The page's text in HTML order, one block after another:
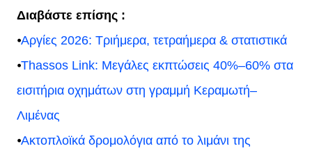
Διαβάστε επίσης :
⦁Αργίες 2026: Τριήμερα, τετραήμερα & στατιστικά
⦁Thassos Link: Μεγάλες εκπτώσεις 40%–60% στα
εισιτήρια οχημάτων στη γραμμή Κεραμωτή–
Λιμένας
⦁Ακτοπλοϊκά δρομολόγια από το λιμάνι της